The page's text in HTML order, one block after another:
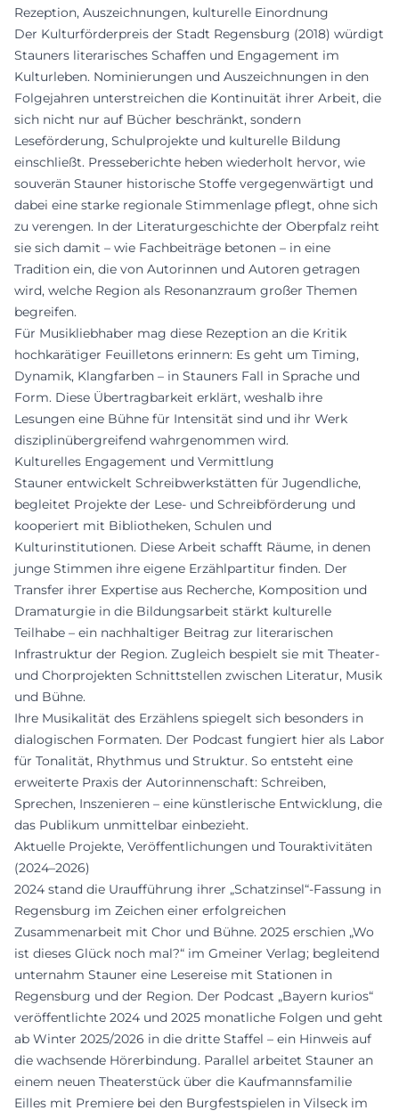
Rezeption, Auszeichnungen, kulturelle Einordnung
Der Kulturförderpreis der Stadt Regensburg (2018) würdigt
Stauners literarisches Schaffen und Engagement im
Kulturleben. Nominierungen und Auszeichnungen in den
Folgejahren unterstreichen die Kontinuität ihrer Arbeit, die
sich nicht nur auf Bücher beschränkt, sondern
Leseförderung, Schulprojekte und kulturelle Bildung
einschließt. Presseberichte heben wiederholt hervor, wie
souverän Stauner historische Stoffe vergegenwärtigt und
dabei eine starke regionale Stimmenlage pflegt, ohne sich
zu verengen. In der Literaturgeschichte der Oberpfalz reiht
sie sich damit – wie Fachbeiträge betonen – in eine
Tradition ein, die von Autorinnen und Autoren getragen
wird, welche Region als Resonanzraum großer Themen
begreifen.
Für Musikliebhaber mag diese Rezeption an die Kritik
hochkarätiger Feuilletons erinnern: Es geht um Timing,
Dynamik, Klangfarben – in Stauners Fall in Sprache und
Form. Diese Übertragbarkeit erklärt, weshalb ihre
Lesungen eine Bühne für Intensität sind und ihr Werk
disziplinübergreifend wahrgenommen wird.
Kulturelles Engagement und Vermittlung
Stauner entwickelt Schreibwerkstätten für Jugendliche,
begleitet Projekte der Lese- und Schreibförderung und
kooperiert mit Bibliotheken, Schulen und
Kulturinstitutionen. Diese Arbeit schafft Räume, in denen
junge Stimmen ihre eigene Erzählpartitur finden. Der
Transfer ihrer Expertise aus Recherche, Komposition und
Dramaturgie in die Bildungsarbeit stärkt kulturelle
Teilhabe – ein nachhaltiger Beitrag zur literarischen
Infrastruktur der Region. Zugleich bespielt sie mit Theater-
und Chorprojekten Schnittstellen zwischen Literatur, Musik
und Bühne.
Ihre Musikalität des Erzählens spiegelt sich besonders in
dialogischen Formaten. Der Podcast fungiert hier als Labor
für Tonalität, Rhythmus und Struktur. So entsteht eine
erweiterte Praxis der Autorinnenschaft: Schreiben,
Sprechen, Inszenieren – eine künstlerische Entwicklung, die
das Publikum unmittelbar einbezieht.
Aktuelle Projekte, Veröffentlichungen und Touraktivitäten
(2024–2026)
2024 stand die Uraufführung ihrer „Schatzinsel“-Fassung in
Regensburg im Zeichen einer erfolgreichen
Zusammenarbeit mit Chor und Bühne. 2025 erschien „Wo
ist dieses Glück noch mal?“ im Gmeiner Verlag; begleitend
unternahm Stauner eine Lesereise mit Stationen in
Regensburg und der Region. Der Podcast „Bayern kurios“
veröffentlichte 2024 und 2025 monatliche Folgen und geht
ab Winter 2025/2026 in die dritte Staffel – ein Hinweis auf
die wachsende Hörerbindung. Parallel arbeitet Stauner an
einem neuen Theaterstück über die Kaufmannsfamilie
Eilles mit Premiere bei den Burgfestspielen in Vilseck im